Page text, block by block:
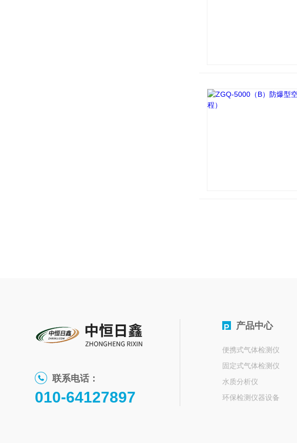
联系电话：
010-64127897
P 产品中心
便携式气体检测仪
固定式气体检测仪
水质分析仪
环保检测仪器设备